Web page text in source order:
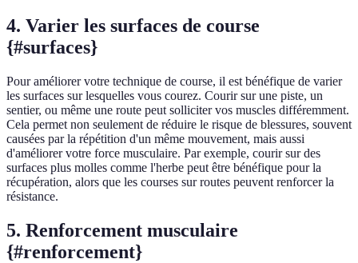
4. Varier les surfaces de course
{#surfaces}
Pour améliorer votre technique de course, il est bénéfique de varier
les surfaces sur lesquelles vous courez. Courir sur une piste, un
sentier, ou même une route peut solliciter vos muscles différemment.
Cela permet non seulement de réduire le risque de blessures, souvent
causées par la répétition d'un même mouvement, mais aussi
d'améliorer votre force musculaire. Par exemple, courir sur des
surfaces plus molles comme l'herbe peut être bénéfique pour la
récupération, alors que les courses sur routes peuvent renforcer la
résistance.
5. Renforcement musculaire
{#renforcement}